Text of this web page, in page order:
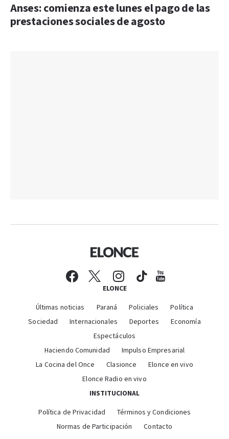
Anses: comienza este lunes el pago de las
prestaciones sociales de agosto
ELONCE
Últimas noticias Paraná Policiales
Política
Sociedad
Internacionales Deportes
Economía
Espectáculos
Haciendo Comunidad
Impulso Empresarial
La Cocina del Once
Clasionce
Elonce en vivo
Elonce Radio en vivo
INSTITUCIONAL
Política de Privacidad
Términos y Condiciones
Normas de Participación
Contacto